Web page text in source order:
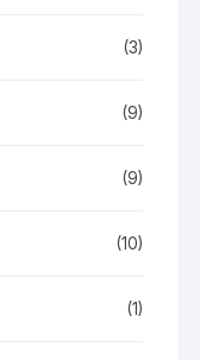
(3)
(9)
(9)
(10)
(1)